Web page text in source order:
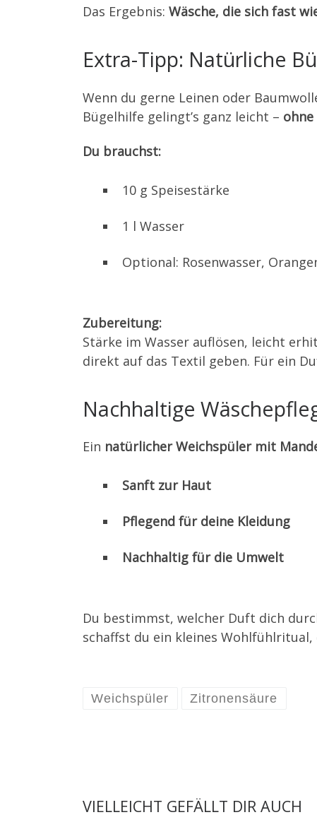
Das Ergebnis: Wäsche, die sich fast
Extra-Tipp: Natürliche
Wenn du gerne Leinen oder
Bügelhilfe gelingt’s ganz leicht – ohne
Du brauchst:
10 g Speisestärke
1 l Wasser
Optional: Rosenwasser,
Zubereitung:
Stärke im Wasser auflösen, leicht
direkt auf das Textil geben. Für ein
Nachhaltige
Ein natürlicher Weichspüler mit
Sanft zur Haut
Pflegend für deine Kleidung
Nachhaltig für die Umwelt
Du bestimmst, welcher Duft dich
schaffst du ein kleines Wohlfühlritual,
Weichspüler Zitronensäure
VIELLEICHT GEFÄLLT DIR AUCH